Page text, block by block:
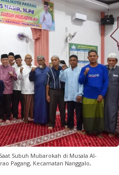
Subuh Mubarokah di Musala Al-
Pagang, Kecamatan Nanggalo,